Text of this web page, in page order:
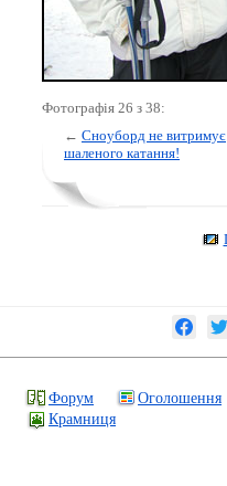
Фотографія 26 з 38:
← Сноуборд не витримує
шаленого катання!
Форум
Оголошення
Крамниця